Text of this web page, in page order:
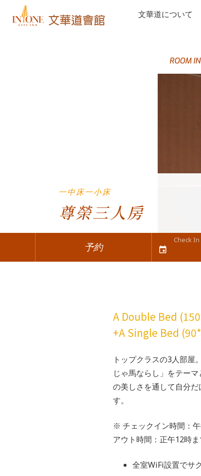
文華道について
ROOM
一中床一小床
尊榮三人房
予約
Check In
event
A Double Bed
+A Single Bed
トップクラスの3人部屋
じゃ馬ならし」をテー
の美しさを通して自分
す。
※ チェックイン時間：
アウト時間：正午12時
全室WiFi設置でサ